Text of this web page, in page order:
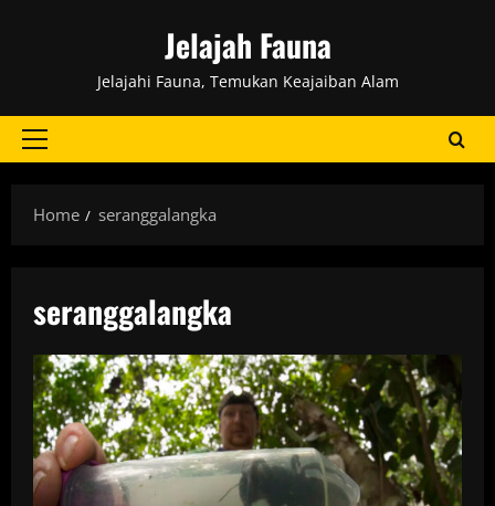
Jelajah Fauna
Jelajahi Fauna, Temukan Keajaiban Alam
Primary
Home
seranggalangka
seranggalangka